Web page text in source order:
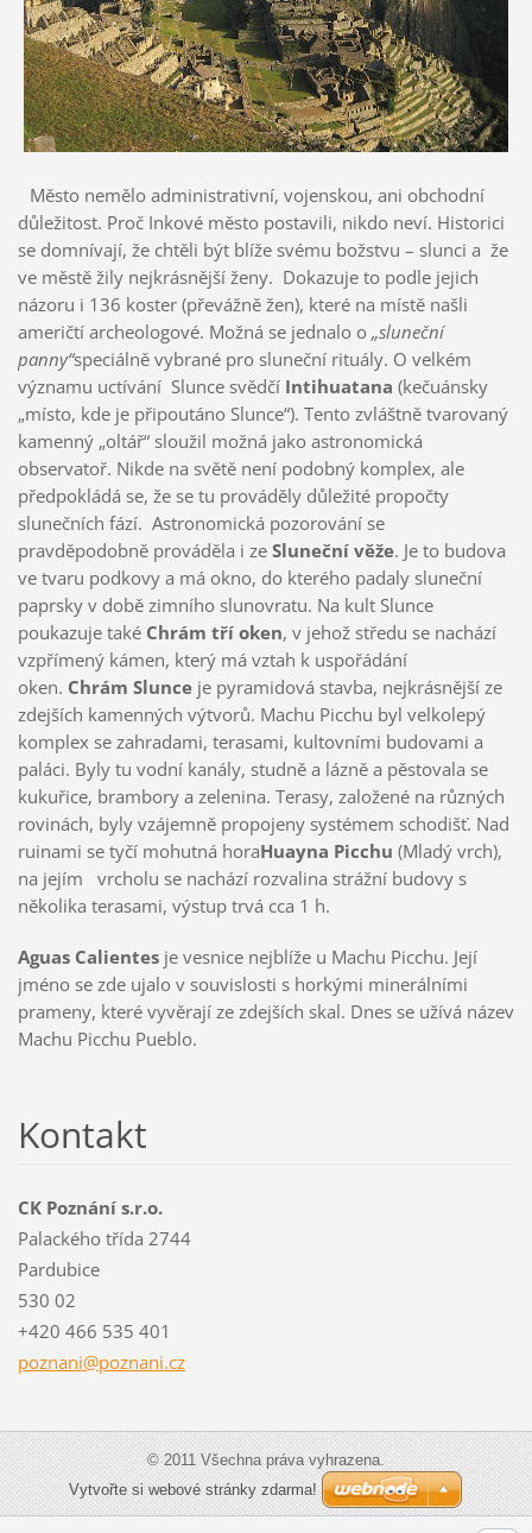
Město nemělo administrativní, vojenskou, ani obchodní
důležitost. Proč Inkové město postavili, nikdo neví. Historici
se domnívají, že chtěli být blíže svému božstvu – slunci a že
ve městě žily nejkrásnější ženy. Dokazuje to podle jejich
názoru i 136 koster (převážně žen), které na místě našli
američtí archeologové. Možná se jednalo o „sluneční
panny“speciálně vybrané pro sluneční rituály. O velkém
významu uctívání Slunce svědčí Intihuatana (kečuánsky
„místo, kde je připoutáno Slunce“). Tento zvláštně tvarovaný
kamenný „oltář“ sloužil možná jako astronomická
observatoř. Nikde na světě není podobný komplex, ale
předpokládá se, že se tu prováděly důležité propočty
slunečních fází. Astronomická pozorování se
pravděpodobně prováděla i ze Sluneční věže. Je to budova
ve tvaru podkovy a má okno, do kterého padaly sluneční
paprsky v době zimního slunovratu. Na kult Slunce
poukazuje také Chrám tří oken, v jehož středu se nachází
vzpřímený kámen, který má vztah k uspořádání
oken. Chrám Slunceje pyramidová stavba, nejkrásnější ze
zdejších kamenných výtvorů. Machu Picchu byl velkolepý
komplex se zahradami, terasami, kultovními budovami a
paláci. Byly tu vodní kanály, studně a lázně a pěstovala se
kukuřice, brambory a zelenina. Terasy, založené na různých
rovinách, byly vzájemně propojeny systémem schodišť. Nad
ruinami se tyčí mohutná horaHuayna Picchu (Mladý vrch),
na jejím vrcholu se nachází rozvalina strážní budovy s
několika terasami, výstup trvá cca 1 h.
Aguas Calientesje vesnice nejblíže u Machu Picchu. Její
jméno se zde ujalo v souvislosti s horkými minerálními
prameny, které vyvěrají ze zdejších skal. Dnes se užívá název
Machu Picchu Pueblo.
Kontakt
CK Poznání s.r.o.
Palackého třída 2744
Pardubice
530 02
+420 466 535 401
poznani@poznani.cz
© 2011 Všechna práva vyhrazena.
Vytvořte si webové stránky zdarma!